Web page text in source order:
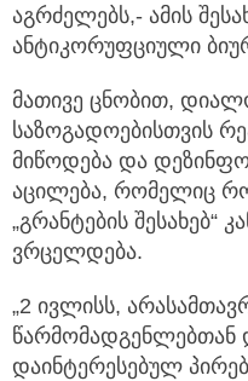
აგრძელებს,- ამის
ანტიკორუფციული
მათივე ცნობით,
საზოგადოებისთვის
მიწოდება და
აცილება, რომელიც
„გრანტების შესახებ“
ვრცელდება.
„2 ივლისს,
წარმომადგენლებთან
დაინტერესებულ